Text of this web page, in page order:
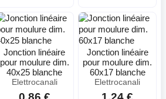
Jonction linéaire
pour moulure dim.
40x25 blanche
Elettrocanali
Jonction linéaire
pour moulure dim.
60x17 blanche
Elettrocanali